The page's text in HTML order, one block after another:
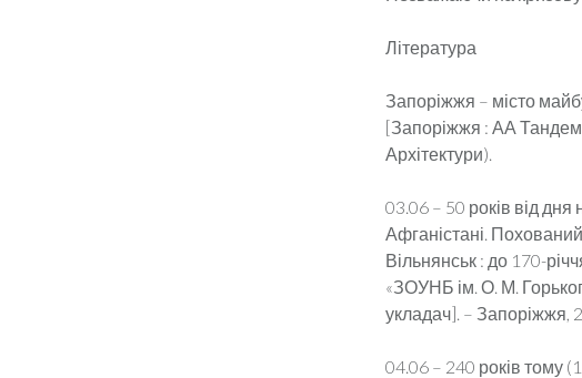
Література
Запоріжжя – місто
[Запоріжжя : АА Тандем,
Архітектури).
03.06 – 50 років від
Афганістані.
Вільнянськ : до 170-
«ЗОУНБ ім. О. М.
укладач]. – Запоріжжя,
04.06 – 240 років тому